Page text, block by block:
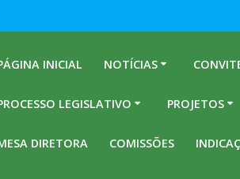
INICIAL NOTÍCIAS
LEGISLATIVO PROJETOS
DIRETORA COMISSÕES